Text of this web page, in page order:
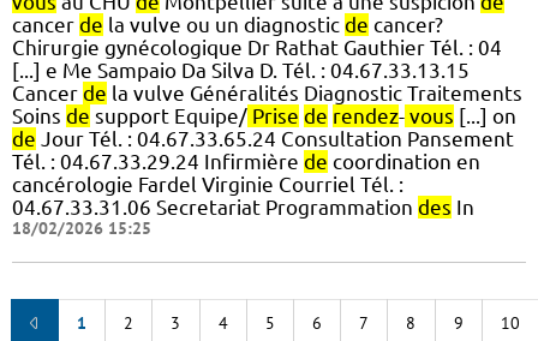
cancer de la vulve ou un diagnostic de cancer?
Chirurgie gynécologique Dr Rathat Gauthier Tél. : 04
[...] e Me Sampaio Da Silva D. Tél. : 04.67.33.13.15
Cancer de la vulve Généralités Diagnostic Traitements
Soins de support Equipe/ Prise de rendez- vous [...] on
de Jour Tél. : 04.67.33.65.24 Consultation Pansement
Tél. : 04.67.33.29.24 Infirmière de coordination en
cancérologie Fardel Virginie Courriel Tél. :
04.67.33.31.06 Secretariat Programmation des In
18/02/2026 15:25
1 2 3 4 5 6 7 8 9 10